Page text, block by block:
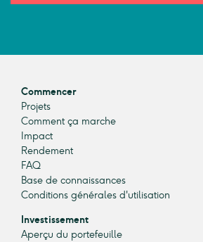
Commencer
Projets
Comment ça marche
Impact
Rendement
FAQ
Base de connaissances
Conditions générales d'utilisation
Investissement
Aperçu du portefeuille